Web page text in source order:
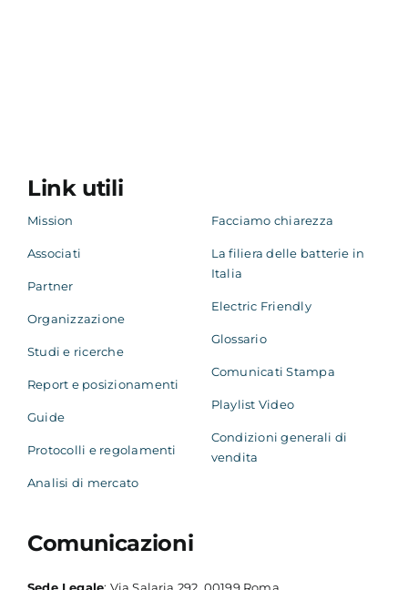
Link utili
Mission
Associati
Partner
Organizzazione
Studi e ricerche
Report e posizionamenti
Guide
Protocolli e regolamenti
Analisi di mercato
Facciamo chiarezza
La filiera delle batterie in
Italia
Electric Friendly
Glossario
Comunicati Stampa
Playlist Video
Condizioni generali di
vendita
Comunicazioni
Sede Legale: Via Salaria 292, 00199 Roma